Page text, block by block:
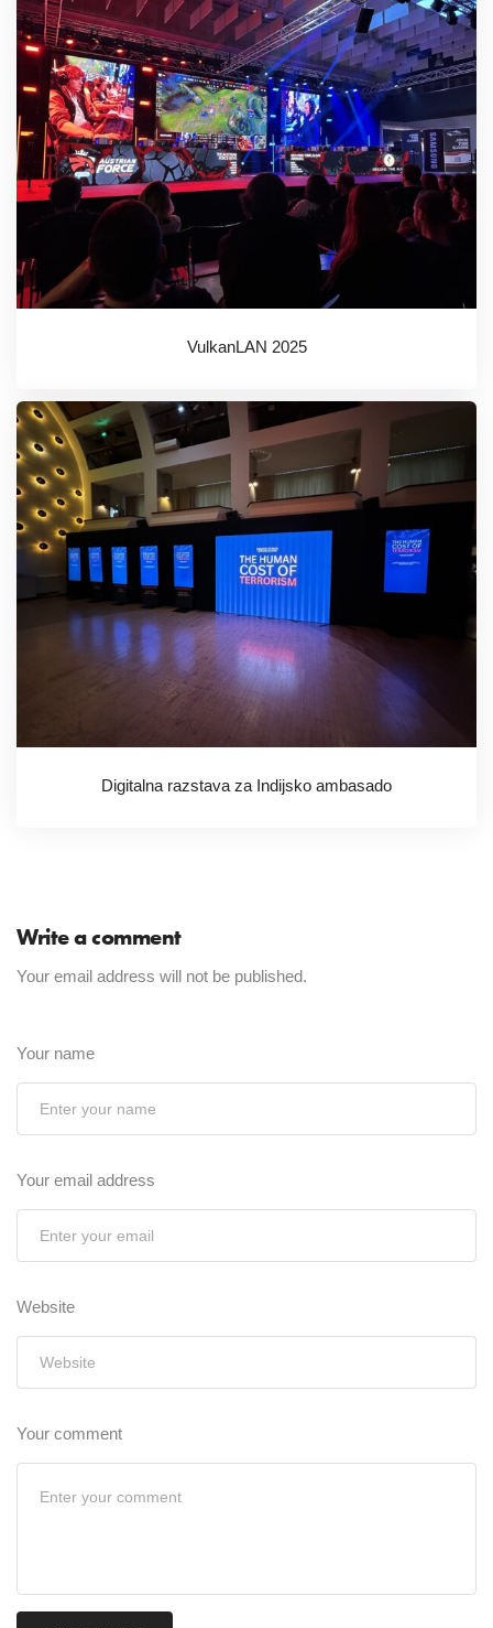
VulkanLAN 2025
Digitalna razstava za Indijsko ambasado
Write a comment
Your email address will not be published.
Your name
Your email address
Website
Your comment